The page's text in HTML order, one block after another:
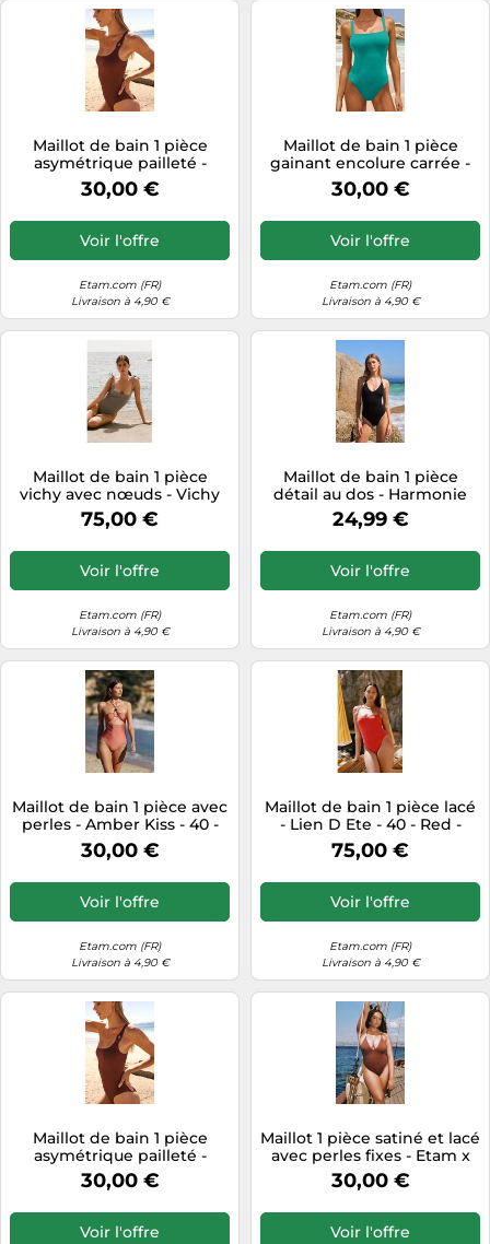
Maillot de bain 1 pièce
asymétrique pailleté -
Celestia - 38 - Marron
Chocolat - Femme - Etam
30,00 €
Voir l'offre
Etam.com (FR)
Livraison à 4,90 €
Maillot de bain 1 pièce
gainant encolure carrée -
Sculpt - 38 - Emeraude Clair
- Femme - Etam
30,00 €
Voir l'offre
Etam.com (FR)
Livraison à 4,90 €
Maillot de bain 1 pièce
vichy avec nœuds - Vichy
Plage - 40 - Marron Brun -
Femme - Etam
75,00 €
Voir l'offre
Etam.com (FR)
Livraison à 4,90 €
Maillot de bain 1 pièce
détail au dos - Harmonie
Swim - S - Noir - Femme -
Etam
24,99 €
Voir l'offre
Etam.com (FR)
Livraison à 4,90 €
Maillot de bain 1 pièce avec
perles - Amber Kiss - 40 -
Rose - Femme - Etam
30,00 €
Voir l'offre
Etam.com (FR)
Livraison à 4,90 €
Maillot de bain 1 pièce lacé
- Lien D Ete - 40 - Red -
Femme - Etam
75,00 €
Voir l'offre
Etam.com (FR)
Livraison à 4,90 €
Maillot de bain 1 pièce
asymétrique pailleté -
Celestia - 40 - Marron
Chocolat - Femme - Etam
30,00 €
Voir l'offre
Maillot 1 pièce satiné et lacé
avec perles fixes - Etam x
Hôtel Mahfouf - Nereides -
40 - Marron Brun - Femme
- Etam
30,00 €
Voir l'offre